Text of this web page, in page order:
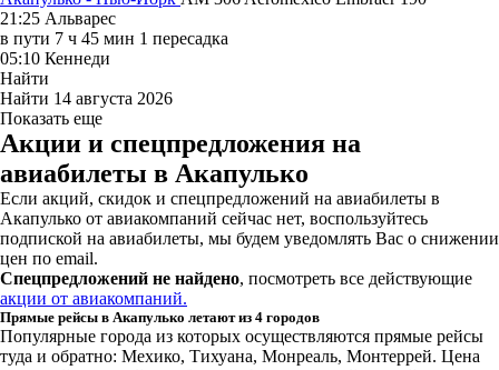
21:25 Альварес
в пути 7 ч 45 мин 1 пересадка
05:10 Кеннеди
Найти
Найти 14 августа 2026
Показать еще
Акции и спецпредложения на
авиабилеты в Акапулько
Если акций, скидок и спецпредложений на авиабилеты в
Акапулько от авиакомпаний сейчас нет, воспользуйтесь
подпиской на авиабилеты, мы будем уведомлять Вас о снижении
цен по email.
Спецпредложений не найдено, посмотреть все действующие
акции от авиакомпаний.
Прямые рейсы в Акапулько летают из 4 городов
Популярные города из которых осуществляются прямые рейсы
туда и обратно: Мехико, Тихуана, Монреаль, Монтеррей. Цена